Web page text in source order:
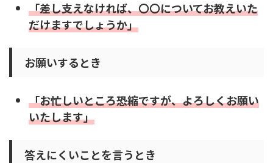
「差し支えなければ、〇〇についてお教えいた
だけますでしょうか」
お願いするとき
「お忙しいところ恐縮ですが、よろしくお願い
いたします」
答えにくいことを言うとき